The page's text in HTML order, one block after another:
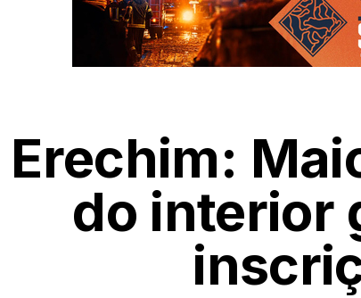
Erechim:
do interior